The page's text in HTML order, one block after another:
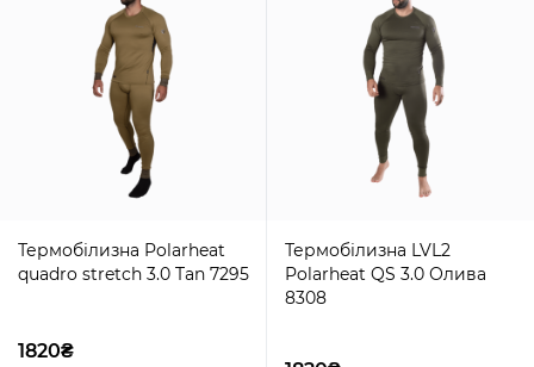
Термобілизна Polarheat
quadro stretch 3.0 Tan 7295
1820₴
Термобілизна LVL2
Polarheat QS 3.0 Олива
8308